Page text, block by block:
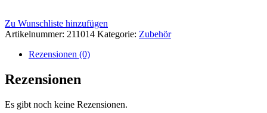
Zu Wunschliste hinzufügen
Artikelnummer: 211014 Kategorie: Zubehör
Rezensionen (0)
Rezensionen
Es gibt noch keine Rezensionen.